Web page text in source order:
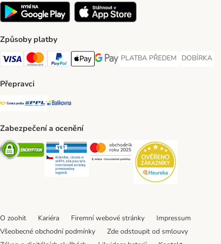
Způsoby platby
Visa Payment Method
Mastercard Payment Method
PayPal Payment Method
Apple pay Payment Method
GooglePay Payment Method
PLATBA PŘEDEM
PLATBA PŘEDEM Payment
DOBÍRKA
DOBÍRKA
Přepravci
Česká pošta Shipping Method
PPL Shipping Method
Balíkovna Shipping Method
Zabezpečení a ocenění
Security Security Security
O zoohit Kariéra Firemní webové stránky
Impressum
Všeobecné obchodní podmínky
Zde odstoupit od smlouvy